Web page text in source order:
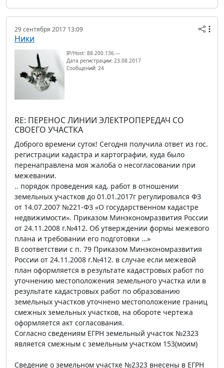
29 сентября 2017 13:09
Ники
IP/Host: 88.200.136.---
Дата регистрации: 23.08.2017
Сообщений: 24
RE: ПЕРЕНОС ЛИНИИ ЭЛЕКТРОПЕРЕДАЧ СО
СВОЕГО УЧАСТКА
Доброго времени суток! Сегодня получила ответ из гос.
регистрации кадастра и картографии, куда было
перенаправлена моя жалоба о несогласовании при
межевании.
.. порядок проведения кад. работ в отношении
земельных участков до 01.01.2017г регулировался ФЗ
от 14.07.2007 №221-ФЗ «О государственном кадастре
недвижимости». Приказом Минэкономразвития России
от 24.11.2008 г.№412. Об утверждении формы межевого
плана и требовании его подготовки …»
В соответствии с п. 79 Приказом Минэкономразвития
России от 24.11.2008 г.№412. в случае если межевой
план оформляется в результате кадастровых работ по
уточнению местоположения земельного участка или в
результате кадастровых работ по образованию
земельных участков уточнено местоположение границ
смежных земельных участков, на обороте чертежа
оформляется акт согласования.
Согласно сведениям ЕГРН земельный участок №2323
является смежным с земельным участком 153(моим)
Сведение о земельном участке №2323 внесены в ЕГРН